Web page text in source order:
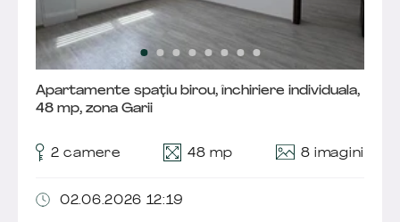
Apartamente spațiu birou, închiriere individuala,
48 mp, zona Garii
2 camere 48 mp 8 imagini
02.06.2026 12:19